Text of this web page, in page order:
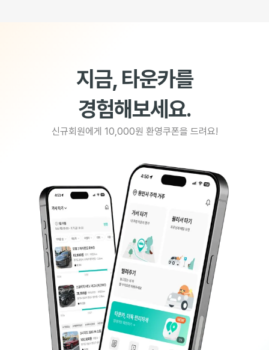
지금, 타운카를
경험해보세요.
신규회원에게 10,000원 환영쿠폰을 드려요!